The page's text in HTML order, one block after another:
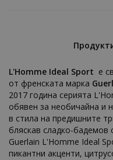
L'Homme Ideal Sport е
от френската марка
2017 година серията
обявен за необичайна и
в стила на предишните
бляскав сладко-
Guerlain L'Homme Ideal
пикантни акценти,